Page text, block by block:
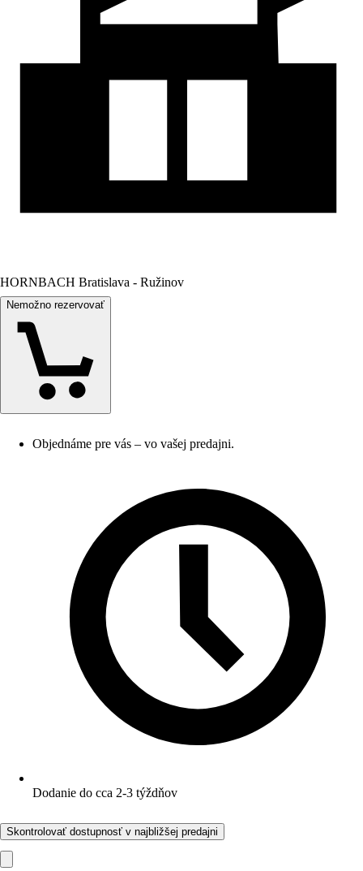
HORNBACH Bratislava - Ružinov
Nemožno rezervovať
Objednáme pre vás – vo vašej predajni.
Dodanie do cca 2-3 týždňov
Skontrolovať dostupnosť v najbližšej predajni